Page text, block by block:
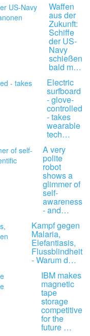
Waffen
aus der
Zukunft:
Schiffe
der US-
Navy
schießen
bald m…
Electric
surfboard
- glove-
controlled
- takes
wearable
tech…
A very
polite
robot
shows a
glimmer of
self-
awareness
- and…
Kampf gegen
Malaria,
Elefantiasis,
Flussblindheit
- Warum d…
IBM makes
magnetic
tape
storage
competitive
for the
future …